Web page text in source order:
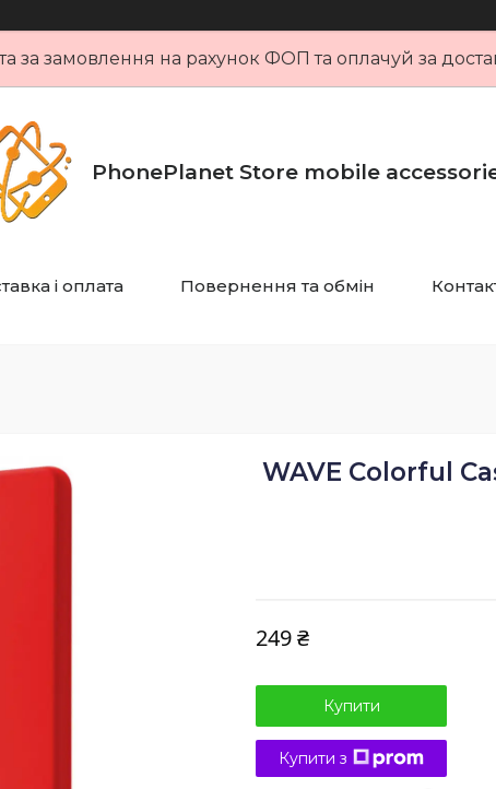
за замовлення на рахунок ФОП та оплачуй за
PhonePlanet Store mobile
і оплата Повернення та обмін
WAVE Colorful
249 ₴
Купити
Купити з